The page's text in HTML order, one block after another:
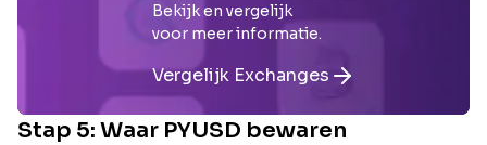
Bekijk en vergelijk
voor meer informatie.
Vergelijk Exchanges
Stap 5: Waar PYUSD bewaren